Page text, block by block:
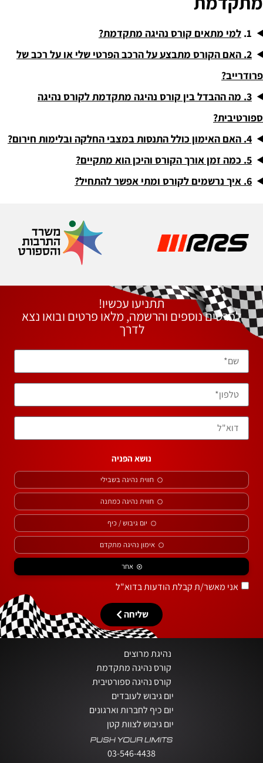
1. למי מתאים קורס נהיגה מתקדמת?
2. האם הקורס מתבצע על הרכב הפרטי שלי או על רכב של
פרודרייב?
3. מה ההבדל בין קורס נהיגה מתקדמת לקורס נהיגה
ספורטיבית?
4. האם האימון כולל התנסות במצבי החלקה ובלימות חירום?
5. כמה זמן אורך הקורס והיכן הוא מתקיים?
6. איך נרשמים לקורס ומתי אפשר להתחיל?
תתניעו עכשיו!
לפרטים נוספים והרשמה, מלאו פרטים ובואו נצא
לדרך
נושא הפניה
חווית נהיגה בשבילי
חווית נהיגה כמתנה
יום גיבוש / כיף
אימון נהיגה מתקדם
אחר
אני מאשר/ת קבלת הודעות בדוא"ל
שליחה
נהיגת מרוצים
קורס נהיגה מתקדמת
קורס נהיגה ספורטיבית
יום גיבוש לעובדים
יום כיף לחברות וארגונים
יום גיבוש לצוות קטן
03-546-4438